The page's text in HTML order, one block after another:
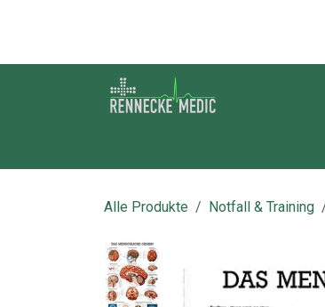
Alle Produkte Notfall & Training